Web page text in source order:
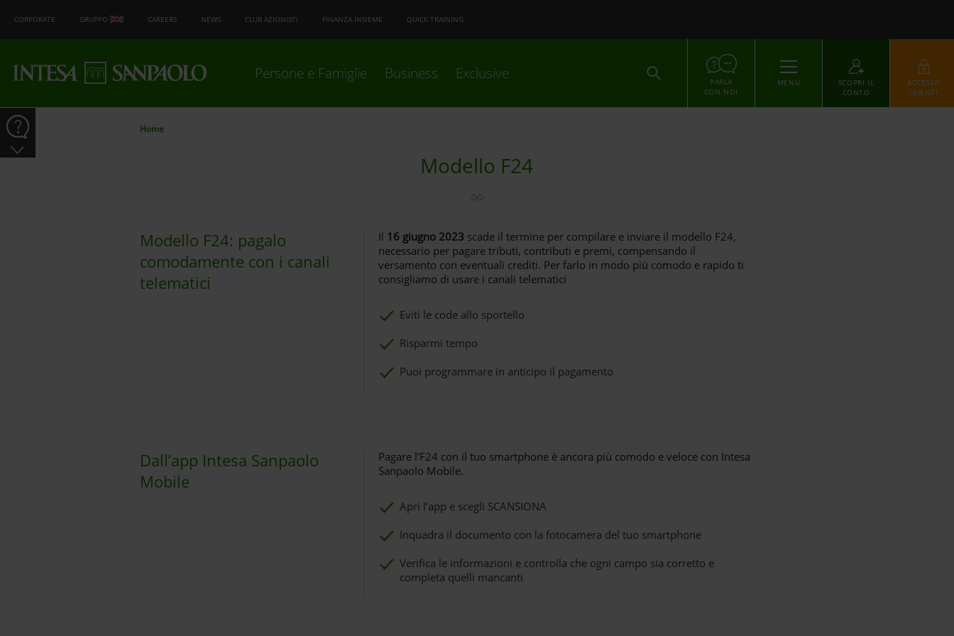
CORPORATE GRUPPO CAREERS NEWS CLUB AZIONISTI FINANZA INSIEME QUICK TRAINING
Persone e Famiglie Business Exclusive ACCEDI
PARLA
CON NOI
MENU
SCOPRI IL
CONTO
ACCESSO
CLIENTI
Home
Modello F24
Modello F24: pagalo
comodamente con i canali
telematici
Il 16 giugno 2023 scade il termine per compilare e inviare il modello F24,
necessario per pagare tributi, contributi e premi, compensando il
versamento con eventuali crediti. Per farlo in modo più comodo e rapido ti
consigliamo di usare i canali telematici
Eviti le code allo sportello
Risparmi tempo
Puoi programmare in anticipo il pagamento
Dall’app Intesa Sanpaolo
Mobile
Pagare l’F24 con il tuo smartphone è ancora più comodo e veloce con Intesa
Sanpaolo Mobile.
Apri l’app e scegli SCANSIONA
Inquadra il documento con la fotocamera del tuo smartphone
Verifica le informazioni e controlla che ogni campo sia corretto e
completa quelli mancanti